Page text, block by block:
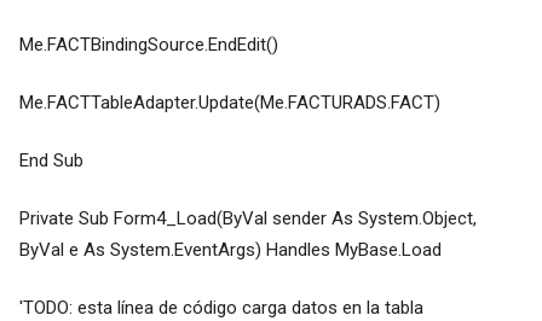
Me.FACTBindingSource.EndEdit()
Me.FACTTableAdapter.Update(Me.FACTURADS.FACT)
End Sub
Private Sub Form4_Load(ByVal sender As System.Object,
ByVal e As System.EventArgs) Handles MyBase.Load
'TODO: esta línea de código carga datos en la tabla